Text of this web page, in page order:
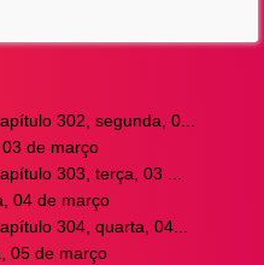
302, segunda, 0...
de março
303, terça, 03 ...
04 de março
304, quarta, 04...
05 de março